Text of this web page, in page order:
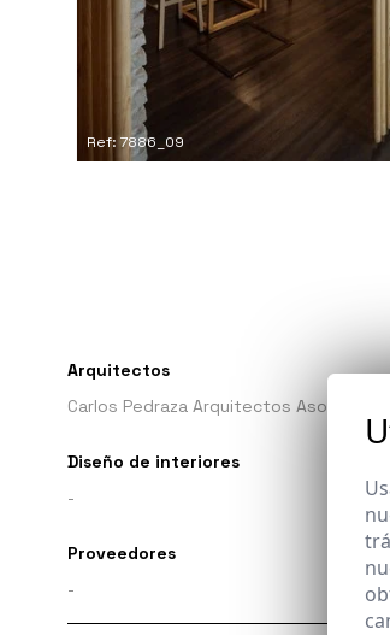
Ref: 7886_09
Arquitectos
Carlos Pedraza Arquitectos Asociados
Diseño de interiores
-
Proveedores
-